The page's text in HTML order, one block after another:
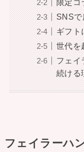
SNSで
ギフト
世代を
フェイ
続ける
フェイラーハ